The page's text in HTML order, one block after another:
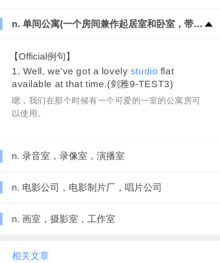
n. 单间公寓(一个房间兼作起居室和卧室，带厨房和卫生间)
【Official例句】
1. Well, we've got a lovely studio flat
available at that time.(剑雅9-TEST3)
嗯，我们在那个时候有一个可爱的一室的公寓房可
以使用。
n. 录音室，录像室，演播室
n. 电影公司，电影制片厂，唱片公司
n. 画室，摄影室，工作室
相关文章